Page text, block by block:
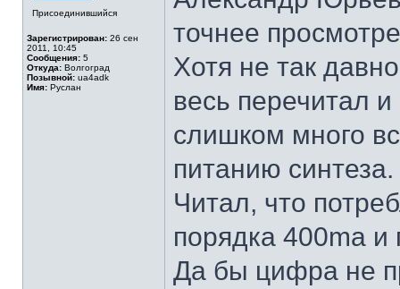
Присоединившийся
Зарегистрирован: 26 сен
2011, 10:45
Сообщения: 5
Откуда: Волгоград
Позывной: ua4adk
Имя: Руслан
точнее
Хотя не так
весь перечитал
слишком много
питанию синтеза.
Читал, что
порядка 400ma
Да бы цифра не